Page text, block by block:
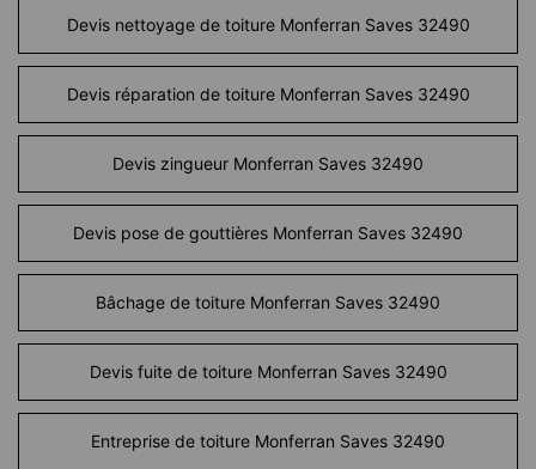
Devis nettoyage de toiture Monferran Saves 32490
Devis réparation de toiture Monferran Saves 32490
Devis zingueur Monferran Saves 32490
Devis pose de gouttières Monferran Saves 32490
Bâchage de toiture Monferran Saves 32490
Devis fuite de toiture Monferran Saves 32490
Entreprise de toiture Monferran Saves 32490